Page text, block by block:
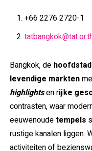
+66 2276 2720-1
Bangkok, de
levendige markten
highlightsen rijke
contrasten, waar
eeuwenoudetempels
rustige kanalen liggen.
activiteiten of